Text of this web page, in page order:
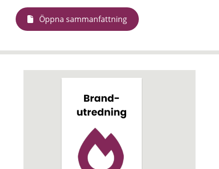
Öppna sammanfattning